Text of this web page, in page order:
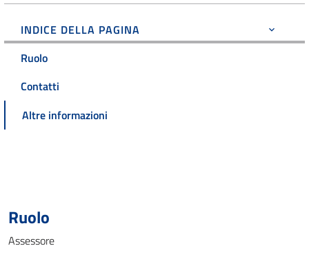
INDICE DELLA PAGINA
Ruolo
Contatti
Altre informazioni
Ruolo
Assessore